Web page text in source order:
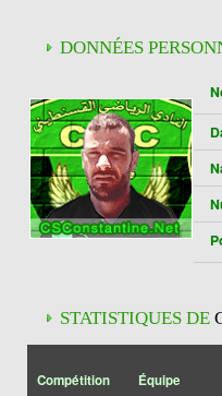
DONNÉES
STATISTIQUES DE
Compétition Équipe